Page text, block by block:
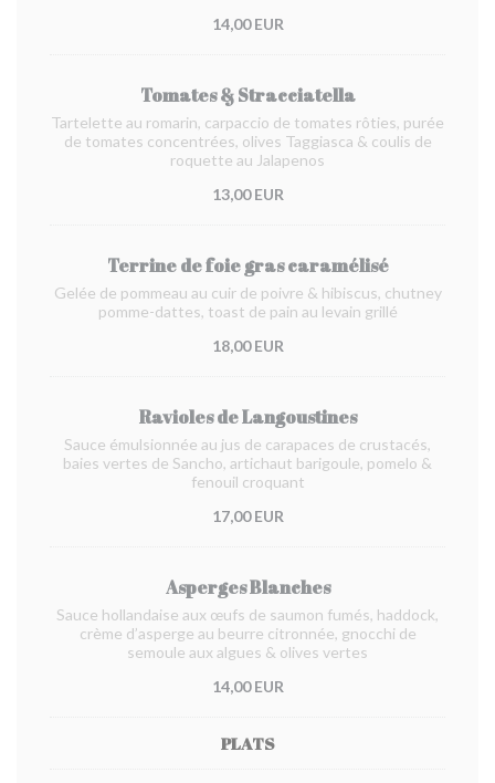
14,00 EUR
Tomates & Stracciatella
Tartelette au romarin, carpaccio de tomates rôties, purée
de tomates concentrées, olives Taggiasca & coulis de
roquette au Jalapenos
13,00 EUR
Terrine de foie gras caramélisé
Gelée de pommeau au cuir de poivre & hibiscus, chutney
pomme-dattes, toast de pain au levain grillé
18,00 EUR
Ravioles de Langoustines
Sauce émulsionnée au jus de carapaces de crustacés,
baies vertes de Sancho, artichaut barigoule, pomelo &
fenouil croquant
17,00 EUR
Asperges Blanches
Sauce hollandaise aux œufs de saumon fumés, haddock,
crème d’asperge au beurre citronnée, gnocchi de
semoule aux algues & olives vertes
14,00 EUR
PLATS